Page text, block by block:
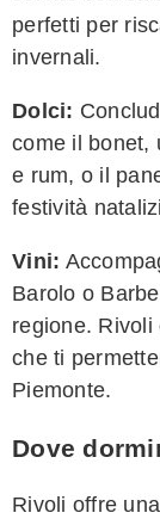
perfetti per
invernali.
Dolci:
come il bonet,
e rum, o il
festività
Vini:
Barolo o
regione. Rivoli
che ti
Piemonte.
Dove
Rivoli offre